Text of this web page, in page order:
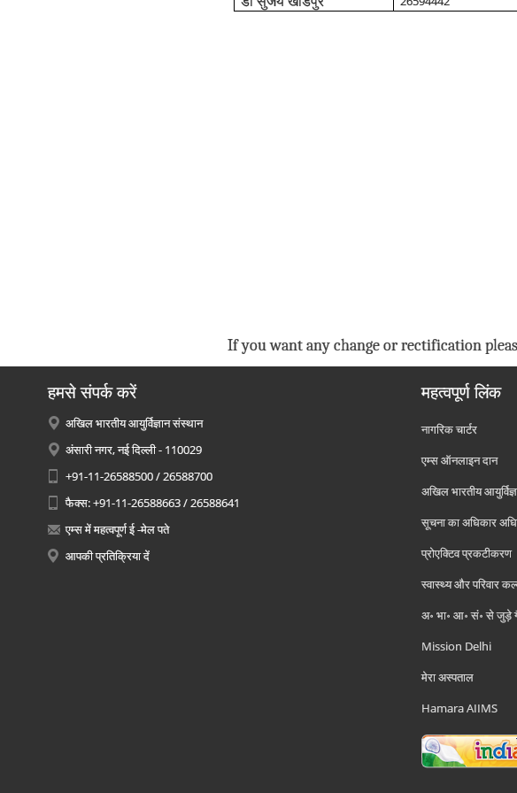
If you want any change or rectification
हमसे संपर्क करें
अखिल भारतीय आयुर्विज्ञान संस्थान
अंसारी नगर, नई दिल्ली - 110029
+91-11-26588500 / 26588700
फैक्स: +91-11-26588663 / 26588641
एम्स में महत्वपूर्ण ई -मेल पते
आपकी प्रतिक्रिया दें
महत्वपूर्ण लिंक
नागरिक चार्टर
एम्स ऑनलाइन दान
अखिल भारतीय
सूचना का अधिकार
प्रोएक्टिव प्रकटीकरण
स्वास्थ्य और परिवार
अ॰ भा॰ आ॰ सं॰ से जुड़े
Mission Delhi
मेरा अस्पताल
Hamara AIIMS